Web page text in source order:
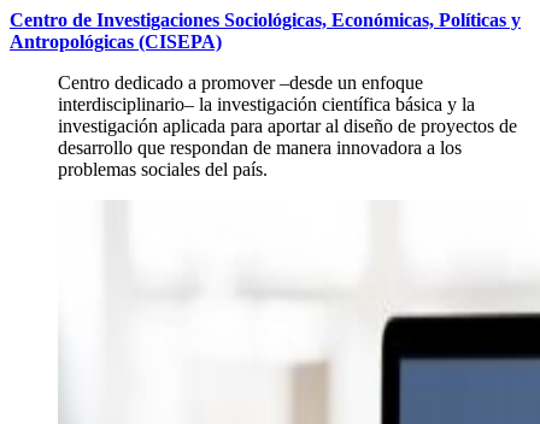
Centro de Investigaciones Sociológicas, Económicas, Políticas y
Antropológicas (CISEPA)
Centro dedicado a promover –desde un enfoque
interdisciplinario– la investigación científica básica y la
investigación aplicada para aportar al diseño de proyectos de
desarrollo que respondan de manera innovadora a los
problemas sociales del país.